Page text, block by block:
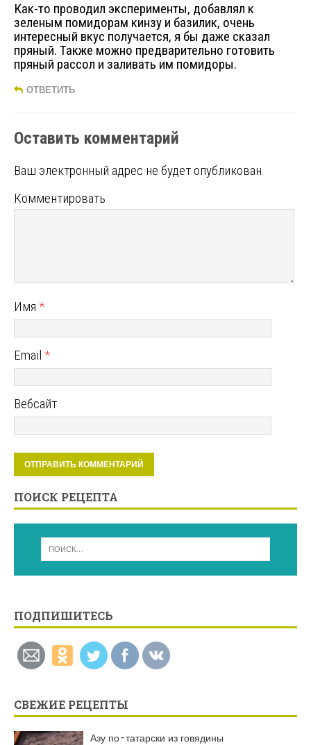
Как-то проводил эксперименты, добавлял к
зеленым помидорам кинзу и базилик, очень
интересный вкус получается, я бы даже сказал
пряный. Также можно предварительно готовить
пряный рассол и заливать им помидоры.
ОТВЕТИТЬ
Оставить комментарий
Ваш электронный адрес не будет опубликован.
Комментировать
Имя *
Email *
Вебсайт
ПОИСК РЕЦЕПТА
ПОДПИШИТЕСЬ
СВЕЖИЕ РЕЦЕПТЫ
Азу по-татарски из говядины